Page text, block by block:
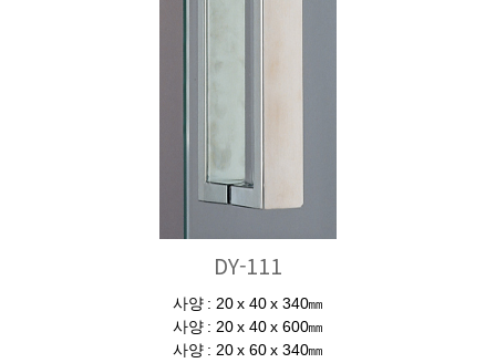
DY-111
사양 : 20 x 40 x 340㎜
사양 : 20 x 40 x 600㎜
사양 : 20 x 60 x 340㎜